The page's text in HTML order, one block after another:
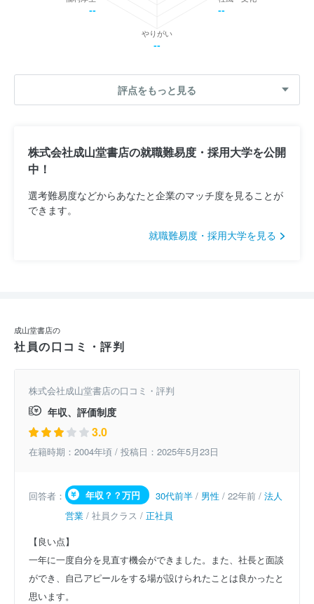
--
やりがい
--
--
評点をもっと見る
株式会社成山堂書店の就職難易度・採用大学を公開
中！
選考難易度などからあなたと企業のマッチ度を見ることが
できます。
就職難易度・採用大学を見る
成山堂書店の
社員の口コミ・評判
株式会社成山堂書店の口コミ・評判
年収、評価制度
3.0
在籍時期：2004年頃 / 投稿日：2025年5月23日
回答者： 年収？？万円 30代前半 / 男性 / 22年前 /法人
営業 / 社員クラス / 正社員
【良い点】
一年に一度自分を見直す機会ができました。また、社長と面談
ができ、自己アピールをする場が設けられたことは良かったと
思います。